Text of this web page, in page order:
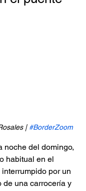
| #BorderZoom
del domingo,
habitual en el
por un
de una carrocería y